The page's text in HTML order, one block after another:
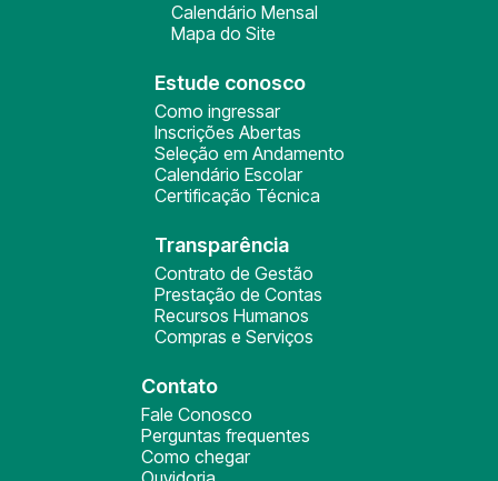
Calendário Mensal
Mapa do Site
Estude conosco
Como ingressar
Inscrições Abertas
Seleção em Andamento
Calendário Escolar
Certificação Técnica
Transparência
Contrato de Gestão
Prestação de Contas
Recursos Humanos
Compras e Serviços
Contato
Fale Conosco
Perguntas frequentes
Como chegar